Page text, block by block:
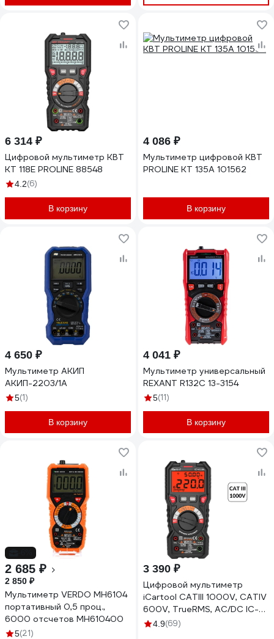
6 314 ₽
Цифровой мультиметр КВТ
KT 118E PROLINE 88548
4.2(6)
В корзину
4 086 ₽
Мультиметр цифровой КВТ
PROLINE KT 135А 101562
В корзину
4 650 ₽
Мультиметр АКИП
АКИП-2203/1А
5(1)
В корзину
4 041 ₽
Мультиметр универсальный
REXANT R132С 13-3154
5(11)
В корзину
2 685 ₽
2 850 ₽
Мультиметр VERDO MH6104
портативный 0,5 проц.,
6000 отсчетов MH610400
5(21)
3 390 ₽
Цифровой мультиметр
iCartool CATIII 1000V, СATIV
600V, TrueRMS, AC/DC IC-
M118A
4.9(69)